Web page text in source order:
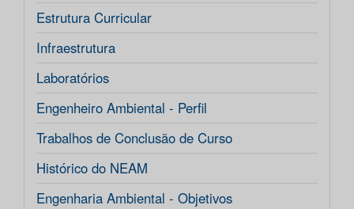
Estrutura Curricular
Infraestrutura
Laboratórios
Engenheiro Ambiental - Perfil
Trabalhos de Conclusão de Curso
Histórico do NEAM
Engenharia Ambiental - Objetivos